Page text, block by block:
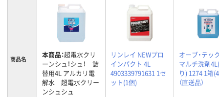
商品名 本商品：超電水クリ
ーンシュ！シュ！ 詰
替用4L アルカリ電
解水 超電水クリー
ンシュシュ
リンレイ NEWプロ
インパクト 4L
4903339791631 1セ
ット(1個)
オーブ・テッ
マルチ洗剤
り) 1274 1箱
（直送品）